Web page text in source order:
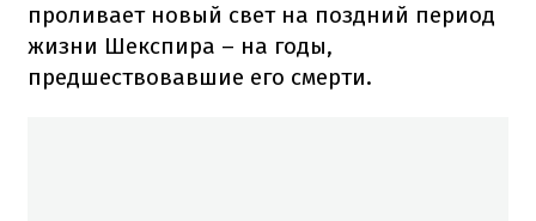
проливает новый свет на поздний период
жизни Шекспира – на годы,
предшествовавшие его смерти.